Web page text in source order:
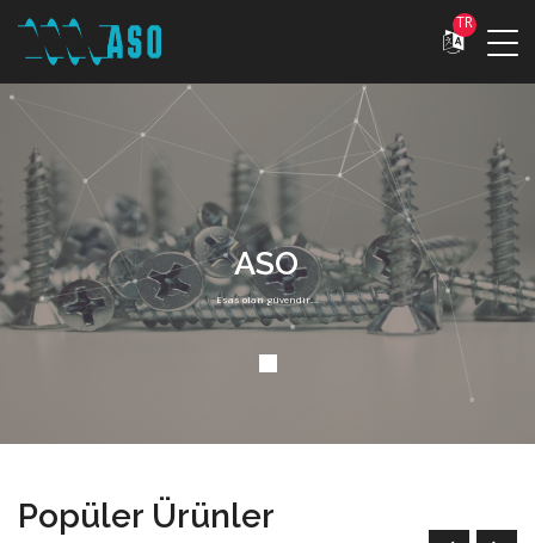
TR
ASO
Esas olan güvendir...
Popüler Ürünler